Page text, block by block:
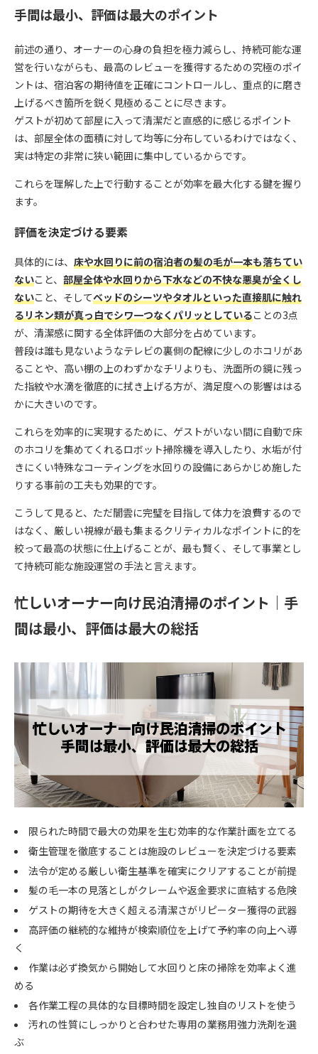
手間は最小、評価は最大のポイント
前述の通り、オーナーの心身の負担を極力減らし、持続可能な運
営を行いながらも、最高のレビューを獲得するための究極のポイ
ントは、宿泊客の期待値を正確にコントロールし、重点的に磨き
上げるべき箇所を鋭く見極めることに尽きます。
ゲストが初めて部屋に入って清潔だと直感的に感じるポイント
は、部屋全体の面積に対して均等に分布しているわけではなく、
実は特定の非常に狭い範囲に集中しているからです。
これらを理解した上で行動することが効率を最大化する鍵を握り
ます。
評価を決定づける要素
具体的には、 床や水回りに前の宿泊者の髪の毛が一本も落ちてい
ないこと、 部屋全体や水回りから下水などの不快な悪臭が全くし
ないこと、そしてベッドのシーツやタオルといった直接肌に触れ
るリネン類が真っ白でシワ一つなくパリッとしていることの3点
が、清潔感に関する全体評価の大部分を占めています。
普段は誰も見ないようなテレビの裏側の配線に少しのホコリがあ
ることや、高い棚の上のわずかなチリよりも、洗面所の鏡に残っ
た指紋や水滴を徹底的に拭き上げる方が、満足度への影響ははる
かに大きいのです。
これらを効率的に実現するために、ゲストがいない間に自動で床
のホコリを集めてくれるロボット掃除機を導入したり、水垢が付
きにくい特殊なコーティングを水回りの設備にあらかじめ施した
りする事前の工夫も効果的です。
こうして見ると、ただ闇雲に完璧を目指して体力を浪費するので
はなく、厳しい視線が最も集まるクリティカルなポイントに的を
絞って最高の状態に仕上げることが、最も賢く、そして事業とし
て持続可能な施設運営の手法と言えます。
忙しいオーナー向け民泊清掃のポイント｜手
間は最小、評価は最大の総括
限られた時間で最大の効果を生む効率的な作業計画を立てる
衛生管理を徹底することは施設のレビューを決定づける要素
法令が定める厳しい衛生基準を確実にクリアすることが前提
髪の毛一本の見落としがクレームや返金要求に直結する危険
ゲストの期待を大きく超える清潔さがリピーター獲得の武器
高評価の継続的な維持が検索順位を上げて予約率の向上へ導
く
作業は必ず換気から開始して水回りと床の掃除を効率よく進
める
各作業工程の具体的な目標時間を設定し独自のリストを使う
汚れの性質にしっかりと合わせた専用の業務用強力洗剤を選
ぶ